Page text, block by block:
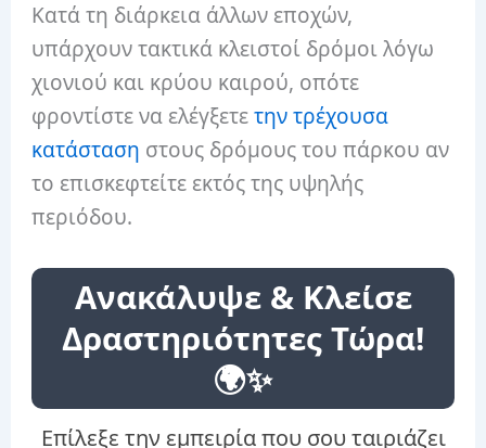
Κατά τη διάρκεια άλλων εποχών,
υπάρχουν τακτικά κλειστοί δρόμοι λόγω
χιονιού και κρύου καιρού, οπότε
φροντίστε να ελέγξετετην τρέχουσα
κατάσταση στους δρόμους του πάρκου αν
το επισκεφτείτε εκτός της υψηλής
περιόδου.
Ανακάλυψε & Κλείσε
Δραστηριότητες Τώρα!
🌍✨
Επίλεξε την εμπειρία που σου ταιριάζει